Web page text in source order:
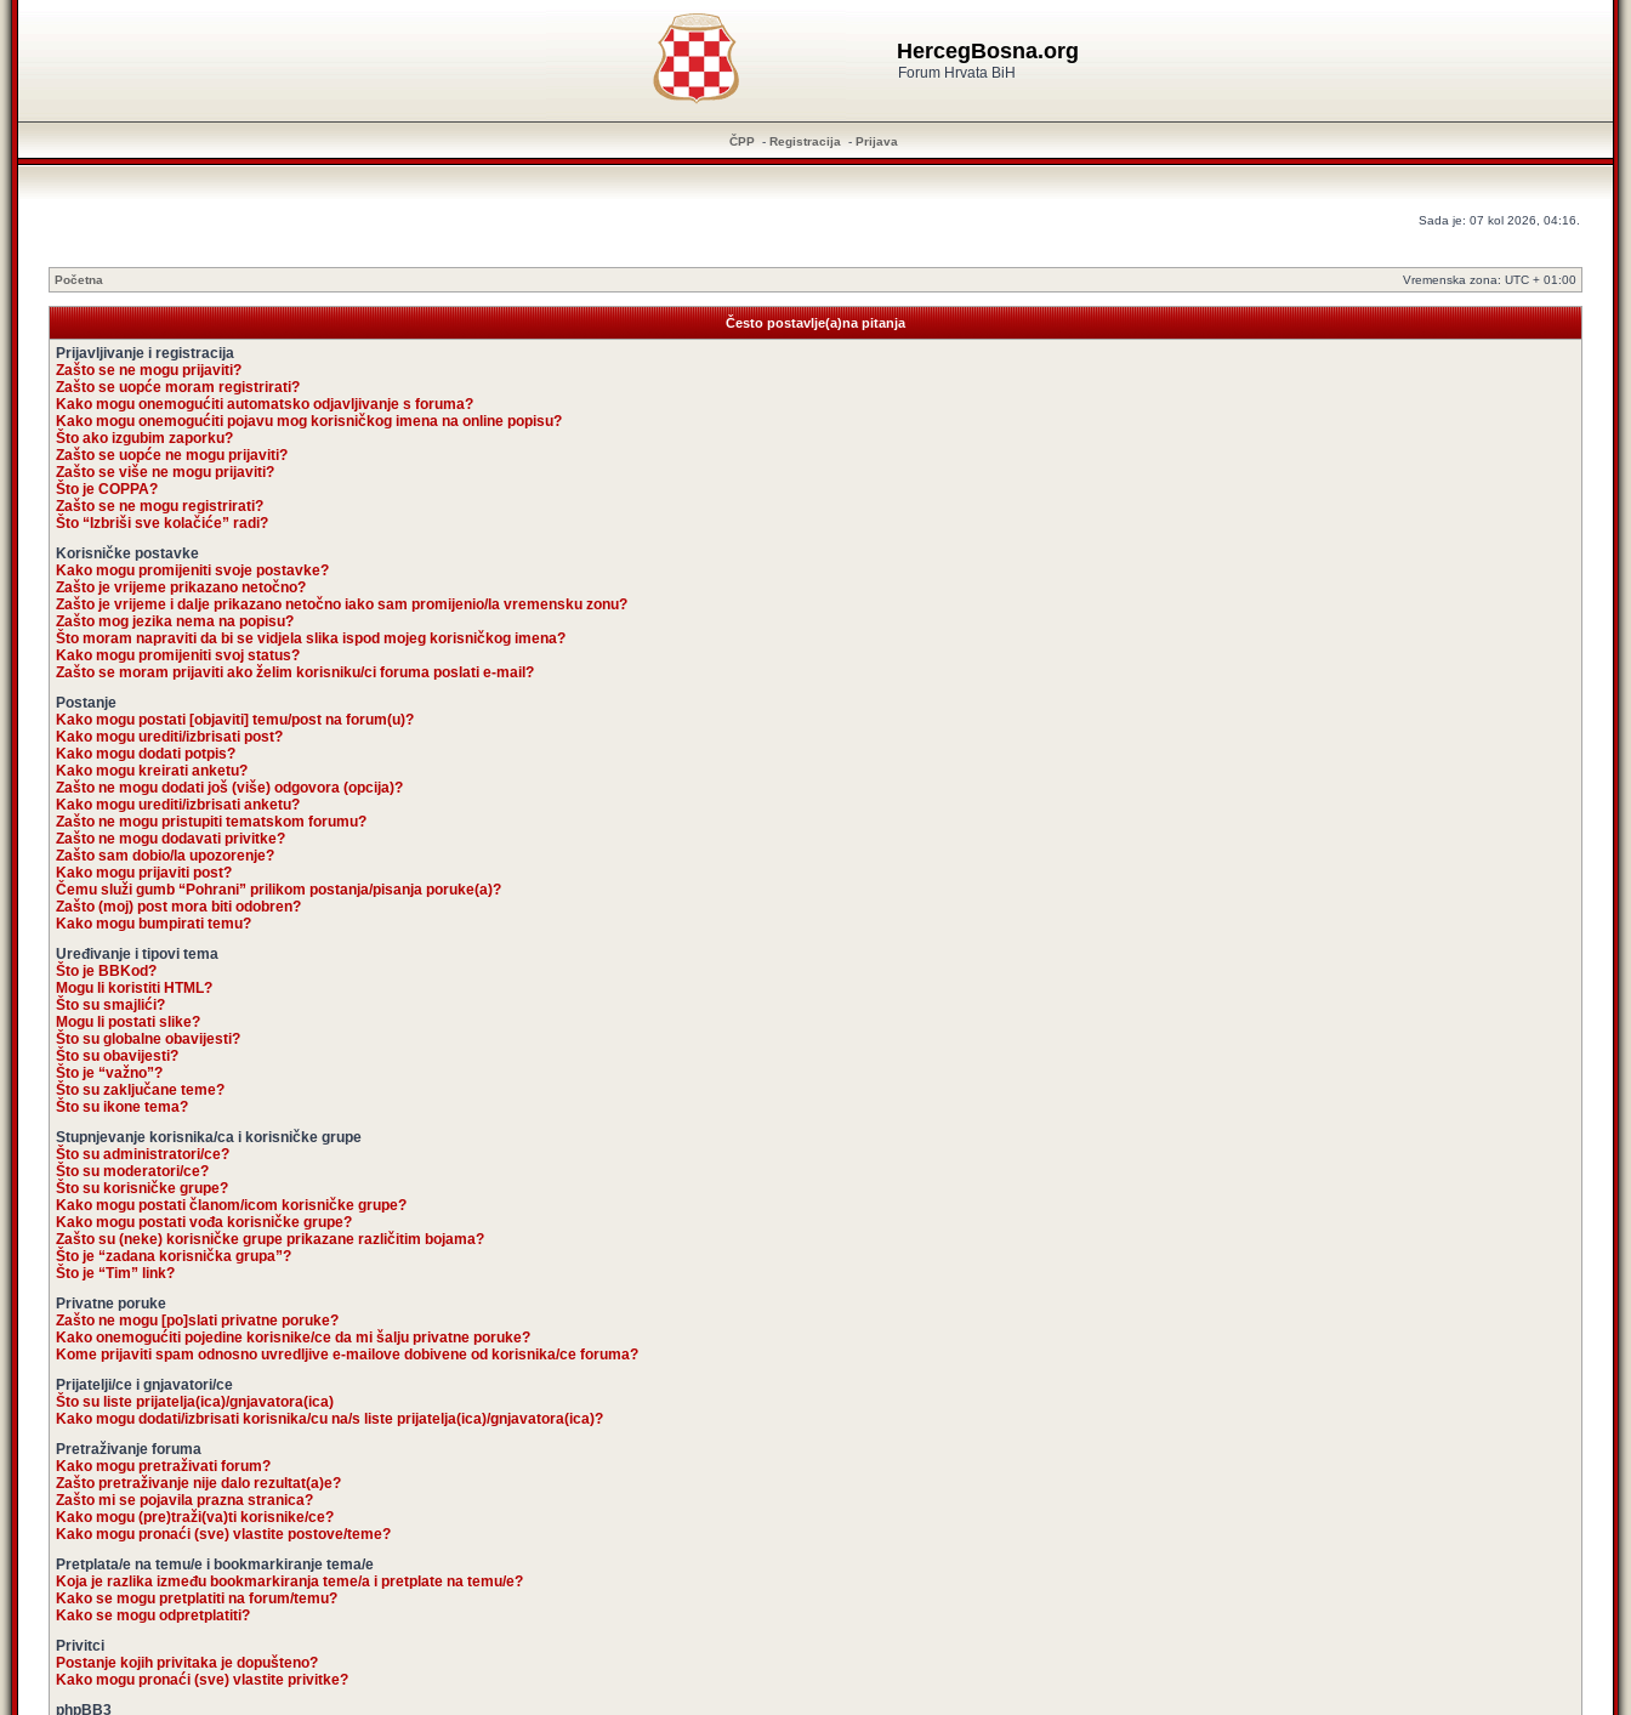
HercegBosna.org
Forum Hrvata BiH
ČPP - Registracija - Prijava
Sada je: 07 kol 2026, 04:16.
Početna Vremenska zona: UTC + 01:00
Često postavlje(a)na pitanja
Prijavljivanje i registracija
Zašto se ne mogu prijaviti?
Zašto se uopće moram registrirati?
Kako mogu onemogućiti automatsko odjavljivanje s foruma?
Kako mogu onemogućiti pojavu mog korisničkog imena na online popisu?
Što ako izgubim zaporku?
Zašto se uopće ne mogu prijaviti?
Zašto se više ne mogu prijaviti?
Što je COPPA?
Zašto se ne mogu registrirati?
Što “Izbriši sve kolačiće” radi?
Korisničke postavke
Kako mogu promijeniti svoje postavke?
Zašto je vrijeme prikazano netočno?
Zašto je vrijeme i dalje prikazano netočno iako sam promijenio/la vremensku zonu?
Zašto mog jezika nema na popisu?
Što moram napraviti da bi se vidjela slika ispod mojeg korisničkog imena?
Kako mogu promijeniti svoj status?
Zašto se moram prijaviti ako želim korisniku/ci foruma poslati e-mail?
Postanje
Kako mogu postati [objaviti] temu/post na forum(u)?
Kako mogu urediti/izbrisati post?
Kako mogu dodati potpis?
Kako mogu kreirati anketu?
Zašto ne mogu dodati još (više) odgovora (opcija)?
Kako mogu urediti/izbrisati anketu?
Zašto ne mogu pristupiti tematskom forumu?
Zašto ne mogu dodavati privitke?
Zašto sam dobio/la upozorenje?
Kako mogu prijaviti post?
Čemu služi gumb “Pohrani” prilikom postanja/pisanja poruke(a)?
Zašto (moj) post mora biti odobren?
Kako mogu bumpirati temu?
Uređivanje i tipovi tema
Što je BBKod?
Mogu li koristiti HTML?
Što su smajlići?
Mogu li postati slike?
Što su globalne obavijesti?
Što su obavijesti?
Što je “važno”?
Što su zaključane teme?
Što su ikone tema?
Stupnjevanje korisnika/ca i korisničke grupe
Što su administratori/ce?
Što su moderatori/ce?
Što su korisničke grupe?
Kako mogu postati članom/icom korisničke grupe?
Kako mogu postati vođa korisničke grupe?
Zašto su (neke) korisničke grupe prikazane različitim bojama?
Što je “zadana korisnička grupa”?
Što je “Tim” link?
Privatne poruke
Zašto ne mogu [po]slati privatne poruke?
Kako onemogućiti pojedine korisnike/ce da mi šalju privatne poruke?
Kome prijaviti spam odnosno uvredljive e-mailove dobivene od korisnika/ce foruma?
Prijatelji/ce i gnjavatori/ce
Što su liste prijatelja(ica)/gnjavatora(ica)
Kako mogu dodati/izbrisati korisnika/cu na/s liste prijatelja(ica)/gnjavatora(ica)?
Pretraživanje foruma
Kako mogu pretraživati forum?
Zašto pretraživanje nije dalo rezultat(a)e?
Zašto mi se pojavila prazna stranica?
Kako mogu (pre)traži(va)ti korisnike/ce?
Kako mogu pronaći (sve) vlastite postove/teme?
Pretplata/e na temu/e i bookmarkiranje tema/e
Koja je razlika između bookmarkiranja teme/a i pretplate na temu/e?
Kako se mogu pretplatiti na forum/temu?
Kako se mogu odpretplatiti?
Privitci
Postanje kojih privitaka je dopušteno?
Kako mogu pronaći (sve) vlastite privitke?
phpBB3